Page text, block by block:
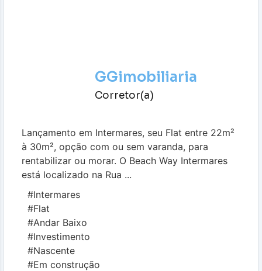
GGimobiliaria
Corretor(a)
Lançamento em Intermares, seu Flat entre 22m²
à 30m², opção com ou sem varanda, para
rentabilizar ou morar. O Beach Way Intermares
está localizado na Rua ...
#Intermares
#Flat
#Andar Baixo
#Investimento
#Nascente
#Em construção